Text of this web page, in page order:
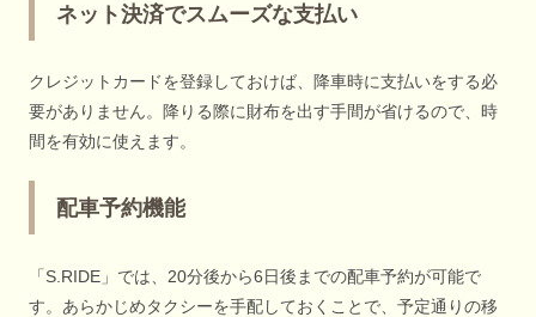
ネット決済でスムーズな支払い
クレジットカードを登録しておけば、降車時に支払いをする必
要がありません。降りる際に財布を出す手間が省けるので、時
間を有効に使えます。
配車予約機能
「S.RIDE」では、20分後から6日後までの配車予約が可能で
す。あらかじめタクシーを手配しておくことで、予定通りの移